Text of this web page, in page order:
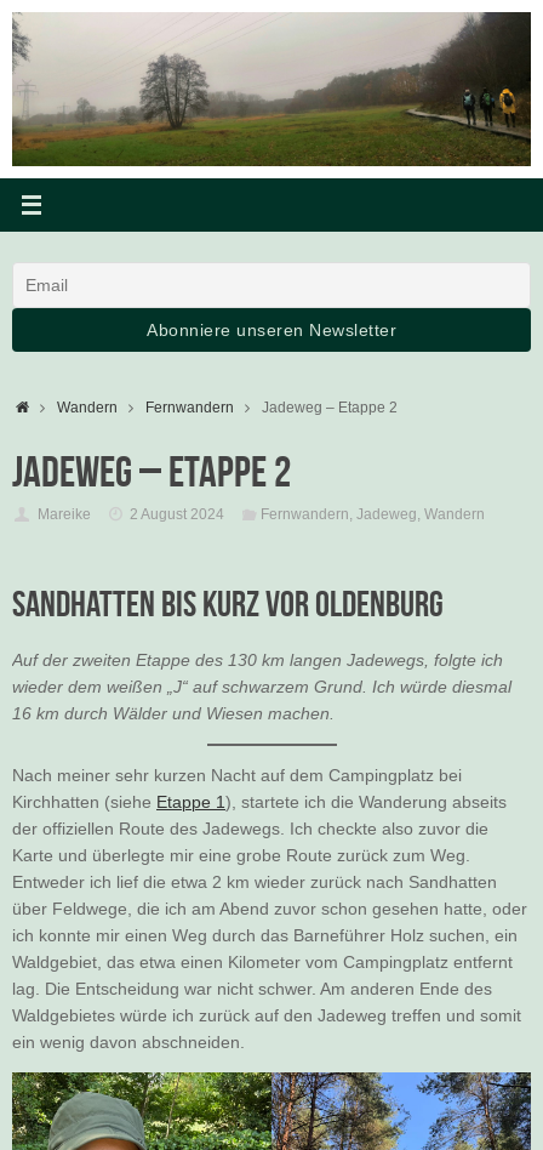
Zum
Inhalt
springen
Startseite
Wandern Fernwandern Jadeweg – Etappe 2
Jadeweg – Etappe 2
Mareike 2 August 2024 Fernwandern, Jadeweg, Wandern
Sandhatten bis kurz vor Oldenburg
Auf der zweiten Etappe des 130 km langen Jadewegs, folgte ich
wieder dem weißen „J“ auf schwarzem Grund. Ich würde diesmal
16 km durch Wälder und Wiesen machen.
Nach meiner sehr kurzen Nacht auf dem Campingplatz bei
Kirchhatten (siehe Etappe 1 ), startete ich die Wanderung abseits
der offiziellen Route des Jadewegs. Ich checkte also zuvor die
Karte und überlegte mir eine grobe Route zurück zum Weg.
Entweder ich lief die etwa 2 km wieder zurück nach Sandhatten
über Feldwege, die ich am Abend zuvor schon gesehen hatte, oder
ich konnte mir einen Weg durch das Barneführer Holz suchen, ein
Waldgebiet, das etwa einen Kilometer vom Campingplatz entfernt
lag. Die Entscheidung war nicht schwer. Am anderen Ende des
Waldgebietes würde ich zurück auf den Jadeweg treffen und somit
ein wenig davon abschneiden.